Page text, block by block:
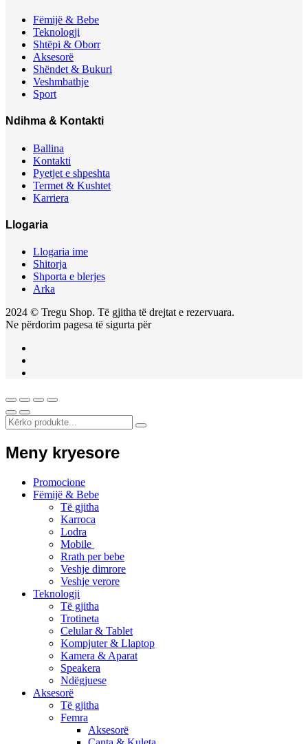
Fëmijë & Bebe
Teknologji
Shtëpi & Oborr
Aksesorë
Shëndet & Bukuri
Veshmbathje
Sport
Ndihma & Kontakti
Ballina
Kontakti
Pyetjet e shpeshta
Termet & Kushtet
Karriera
Llogaria
Llogaria ime
Shitorja
Shporta e blerjes
Arka
2024 © Tregu Shop. Të gjitha të drejtat e rezervuara.
Ne përdorim pagesa të sigurta për
Meny kryesore
Promocione
Fëmijë & Bebe
Të gjitha
Karroca
Lodra
Mobile
Rrath per bebe
Veshje dimrore
Veshje verore
Teknologji
Të gjitha
Trotineta
Celular & Tablet
Kompjuter & Llaptop
Kamera & Aparat
Speakera
Ndëgjuese
Aksesorë
Të gjitha
Femra
Aksesorë